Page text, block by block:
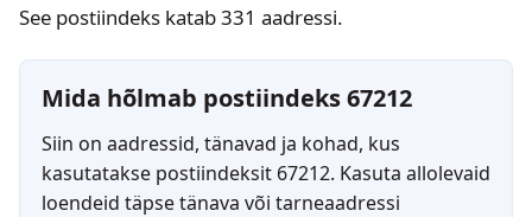
See postiindeks katab 331 aadressi.
Mida hõlmab postiindeks 67212
Siin on aadressid, tänavad ja kohad, kus
kasutatakse postiindeksit 67212. Kasuta allolevaid
loendeid täpse tänava või tarneaadressi